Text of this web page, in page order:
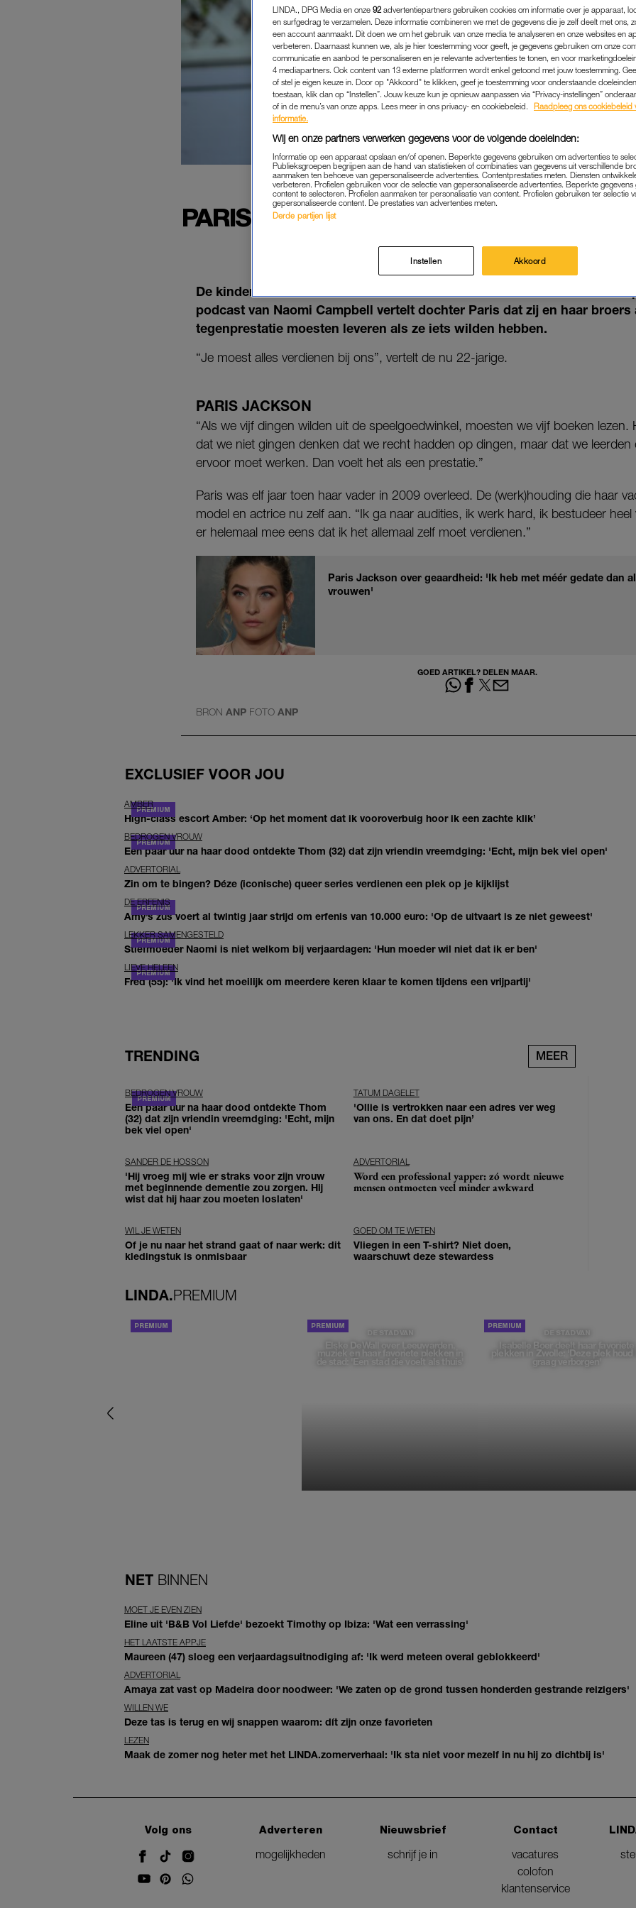
PARIS JACKSON OVER VADER
NIEUWS|LINDA.
23-08-2021 NIVINE DE JONG
De kinderen van Michael Jackson konden zeker niet zomaar hun hand
podcast van Naomi Campbell vertelt dochter Paris dat zij en haar broers
tegenprestatie moesten leveren als ze iets wilden hebben.
“Je moest alles verdienen bij ons”, vertelt de nu 22-jarige.
PARIS JACKSON
“Als we vijf dingen wilden uit de speelgoedwinkel, moesten we vijf boeken lezen.
dat we niet gingen denken dat we recht hadden op dingen, maar dat we leerden
ervoor moet werken. Dan voelt het als een prestatie.”
Paris was elf jaar toen haar vader in 2009 overleed. De (werk)houding die haar
model en actrice nu zelf aan. “Ik ga naar audities, ik werk hard, ik bestudeer
er helemaal mee eens dat ik het allemaal zelf moet verdienen.”
Paris Jackson over geaardheid: 'Ik heb met méér gedate dan
vrouwen'
GOED ARTIKEL? DELEN MAAR.
BRON ANP FOTO ANP
EXCLUSIEF VOOR JOU
AMBER
High-class escort Amber: ‘Op het moment dat ik vooroverbuig hoor ik een zachte klik’
BEDROGEN VROUW
Een paar uur na haar dood ontdekte Thom (32) dat zijn vriendin vreemdging: 'Echt, mijn bek viel open'
ADVERTORIAL
Zin om te bingen? Déze (iconische) queer series verdienen een plek op je kijklijst
DE ERFENIS
Amy’s zus voert al twintig jaar strijd om erfenis van 10.000 euro: 'Op de uitvaart is ze niet geweest'
LEKKER SAMENGESTELD
Stiefmoeder Naomi is niet welkom bij verjaardagen: 'Hun moeder wil niet dat ik er ben'
LIEVE HELEEN
Fred (55): 'Ik vind het moeilijk om meerdere keren klaar te komen tijdens een vrijpartij'
TRENDING MEER
BEDROGEN VROUW
Een paar uur na haar dood ontdekte Thom
(32) dat zijn vriendin vreemdging: 'Echt, mijn
bek viel open'
TATUM DAGELET
'Ollie is vertrokken naar een adres ver weg
van ons. En dat doet pijn’
SANDER DE HOSSON
'Hij vroeg mij wie er straks voor zijn vrouw
met beginnende dementie zou zorgen. Hij
wist dat hij haar zou moeten loslaten'
ADVERTORIAL
Word een professional yapper: zó wordt nieuwe
mensen ontmoeten veel minder awkward
WIL JE WETEN
Of je nu naar het strand gaat of naar werk: dit
kledingstuk is onmisbaar
GOED OM TE WETEN
Vliegen in een T-shirt? Niet doen,
waarschuwt deze stewardess
LINDA.PREMIUM
DE STAD VAN
Elske DeWall over Leeuwarden,
muziek en haar favoriete plekken in
de stad: 'Een stad die voelt als thuis'
DE STAD VAN
Isabelle Boer deelt haar favoriete
plekken in Zwolle: 'Deze plek houd ik
graag verborgen'
NET BINNEN
MOET JE EVEN ZIEN
Eline uit 'B&B Vol Liefde' bezoekt Timothy op Ibiza: 'Wat een verrassing'
HET LAATSTE APPJE
Maureen (47) sloeg een verjaardagsuitnodiging af: 'Ik werd meteen overal geblokkeerd'
ADVERTORIAL
Amaya zat vast op Madeira door noodweer: 'We zaten op de grond tussen honderden gestrande reizigers'
WILLEN WE
Deze tas is terug en wij snappen waarom: dít zijn onze favorieten
LEZEN
Maak de zomer nog heter met het LINDA.zomerverhaal: 'Ik sta niet voor mezelf in nu hij zo dichtbij is'
Volg ons
Adverteren
mogelijkheden
Nieuwsbrief
schrijf je in
Contact
vacatures
colofon
klantenservice
LINDA., DPG Media en onze 92 advertentiepartners gebruiken cookies om informatie over je apparaat,
en surfgedrag te verzamelen. Deze informatie combineren we met de gegevens die je zelf deelt met ons,
een account aanmaakt. Dit doen we om het gebruik van onze media te analyseren en onze websites en
verbeteren. Daarnaast kunnen we, als je hier toestemming voor geeft, je gegevens gebruiken om onze
communicatie en aanbod te personaliseren en je relevante advertenties te tonen, en voor
4 mediapartners. Ook content van 13 externe platformen wordt enkel getoond met jouw toestemming.
of stel je eigen keuze in. Door op "Akkoord" te klikken, geef je toestemming voor onderstaande
toestaan, klik dan op “Instellen”. Jouw keuze kun je opnieuw aanpassen via “Privacy-instellingen”
of in de menu’s van onze apps. Lees meer in ons privacy- en cookiebeleid.
Raadpleeg ons cookiebeleid
informatie.
Wij en onze partners verwerken gegevens voor de volgende doeleinden:
Informatie op een apparaat opslaan en/of openen. Beperkte gegevens gebruiken om advertenties te
Publieksgroepen begrijpen aan de hand van statistieken of combinaties van gegevens uit verschillende
aanmaken ten behoeve van gepersonaliseerde advertenties. Contentprestaties meten. Diensten
verbeteren. Profielen gebruiken voor de selectie van gepersonaliseerde advertenties. Beperkte
content te selecteren. Profielen aanmaken ter personalisatie van content. Profielen gebruiken ter selectie
gepersonaliseerde content. De prestaties van advertenties meten.
Derde partijen lijst
Instellen Akkoord